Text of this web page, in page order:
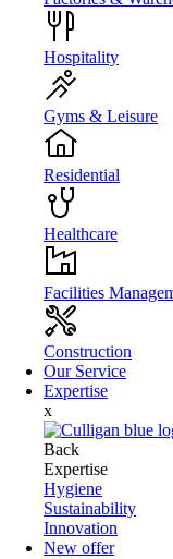
Hospitality
Gyms & Leisure
Residential
Healthcare
Facilities
Construction
Our Service
Expertise
x
Back
Expertise
Hygiene
Sustainability
Innovation
New offer